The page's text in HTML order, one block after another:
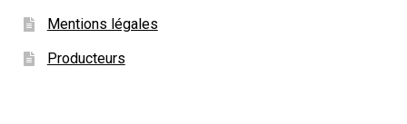
Mentions légales
Producteurs